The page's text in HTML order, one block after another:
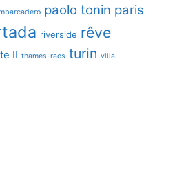
paolo tonin paris
riverside rêve
II thames-raos turin villa